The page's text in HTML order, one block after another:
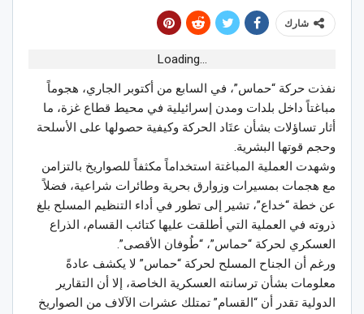
شارك
Loading...
نفذت حركة “حماس”، في السابع من أكتوبر الجاري، هجوماً
مباغتاً داخل بلدات ومدن إسرائيلية في محيط قطاع غزة، ما
أثار تساؤلات بشأن عتَاد الحركة وكيفية حصولها على الأسلحة
وحجم قوتها البشرية.
وشهدت العملية المباغتة استخداماً مكثفاً للصواريخ بالتزامن
مع هجمات بمسيرات وزوارق بحرية وطائرات شراعية، فضلاً
عن خطة “خداع”، تشير إلى تطور في أداء التنظيم المسلح بلغ
ذروته في العملية التي أطلقت عليها كتائب القسام، الذراع
العسكري لحركة “حماس”، “طُوفان الأقصى”.
ورغم أن الجناح المسلح لحركة “حماس” لا يكشف عادةً
معلومات بشأن ترسانته العسكرية الخاصة، إلا أن التقارير
الدولية تقدر أن “القسام” تمتلك عشرات الآلاف من الصواريخ